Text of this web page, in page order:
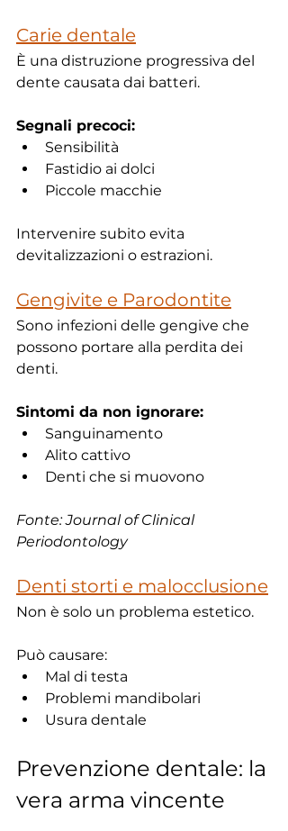
Carie dentale
È una distruzione progressiva del
dente causata dai batteri.
Segnali precoci:
Sensibilità
Fastidio ai dolci
Piccole macchie
Intervenire subito evita
devitalizzazioni o estrazioni.
Gengivite e Parodontite
Sono infezioni delle gengive che
possono portare alla perdita dei
denti.
Sintomi da non ignorare:
Sanguinamento
Alito cattivo
Denti che si muovono
Fonte: Journal of Clinical
Periodontology
Denti storti e malocclusione
Non è solo un problema estetico.
Può causare:
Mal di testa
Problemi mandibolari
Usura dentale
Prevenzione dentale: la
vera arma vincente